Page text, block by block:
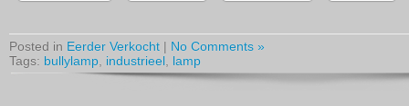
Posted in Eerder Verkocht | No Comments »
Tags: bullylamp industrieel lamp